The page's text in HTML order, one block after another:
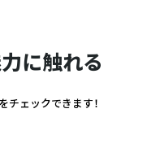
に触れる
チェックできます！